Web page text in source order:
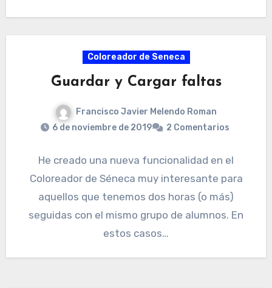
Coloreador de Seneca
Guardar y Cargar faltas
Francisco Javier Melendo Roman
6 de noviembre de 2019
2 Comentarios
He creado una nueva funcionalidad en el
Coloreador de Séneca muy interesante para
aquellos que tenemos dos horas (o más)
seguidas con el mismo grupo de alumnos. En
estos casos…